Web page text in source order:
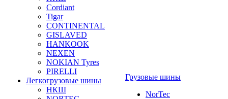
Cordiant
Tigar
CONTINENTAL
GISLAVED
HANKOOK
NEXEN
NOKIAN Tyres
PIRELLI
Легкогрузовые шины
НКШ
Грузовые шины
NorTec